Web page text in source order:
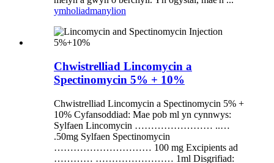
ymholiadmanylion
Chwistrelliad Lincomycin a
Spectinomycin 5% + 10%
Chwistrelliad Lincomycin a Spectinomycin 5% +
10% Cyfansoddiad: Mae pob ml yn cynnwys:
Sylfaen Lincomycin …………………… ..…
.50mg Sylfaen Spectinomycin
………………………… 100 mg Excipients ad
………… …………………… 1ml Disgrifiad: